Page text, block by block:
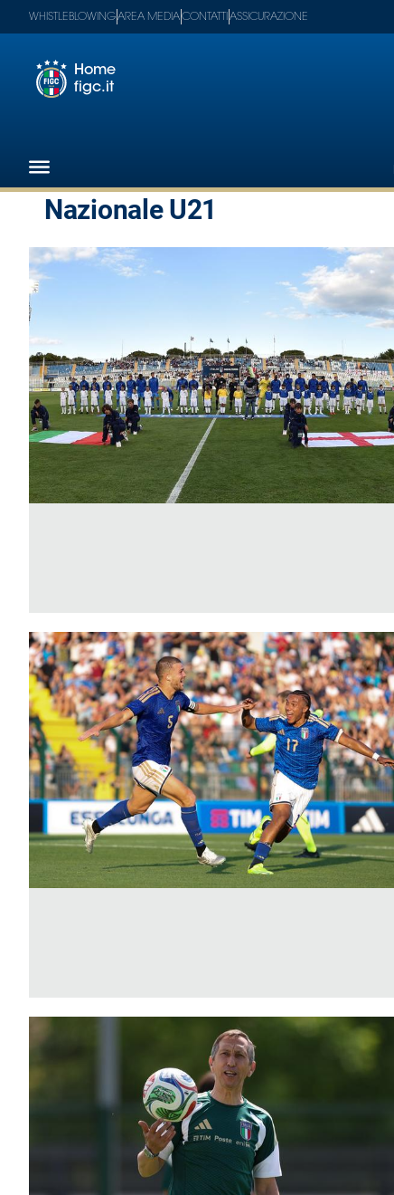
Federazione
Nazionali
Tecnici
SGS
Paralimpico
Serie
Women
Serie
Femminile
Museo
del
Calcio
Cerca
Whistleblowing
Area
WHISTLEBLOWINGAREA MEDIACONTATTI ASSICURAZIONE
Home
figc.it
Nazionale U21